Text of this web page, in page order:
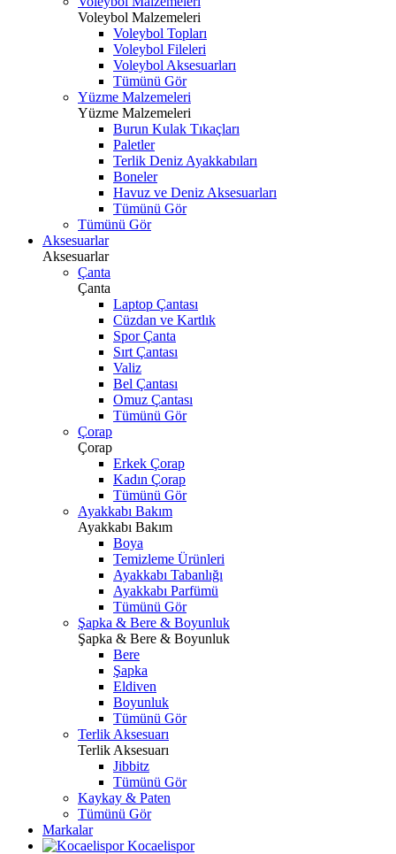
Voleybol Malzemeleri
Voleybol Topları
Voleybol Fileleri
Voleybol Aksesuarları
Tümünü Gör
Yüzme Malzemeleri
Yüzme Malzemeleri
Burun Kulak Tıkaçları
Paletler
Terlik Deniz Ayakkabıları
Boneler
Havuz ve Deniz Aksesuarları
Tümünü Gör
Tümünü Gör
Aksesuarlar
Aksesuarlar
Çanta
Çanta
Laptop Çantası
Cüzdan ve Kartlık
Spor Çanta
Sırt Çantası
Valiz
Bel Çantası
Omuz Çantası
Tümünü Gör
Çorap
Çorap
Erkek Çorap
Kadın Çorap
Tümünü Gör
Ayakkabı Bakım
Ayakkabı Bakım
Boya
Temizleme Ürünleri
Ayakkabı Tabanlığı
Ayakkabı Parfümü
Tümünü Gör
Şapka & Bere & Boyunluk
Şapka & Bere & Boyunluk
Bere
Şapka
Eldiven
Boyunluk
Tümünü Gör
Terlik Aksesuarı
Terlik Aksesuarı
Jibbitz
Tümünü Gör
Kaykay & Paten
Tümünü Gör
Markalar
Kocaelispor